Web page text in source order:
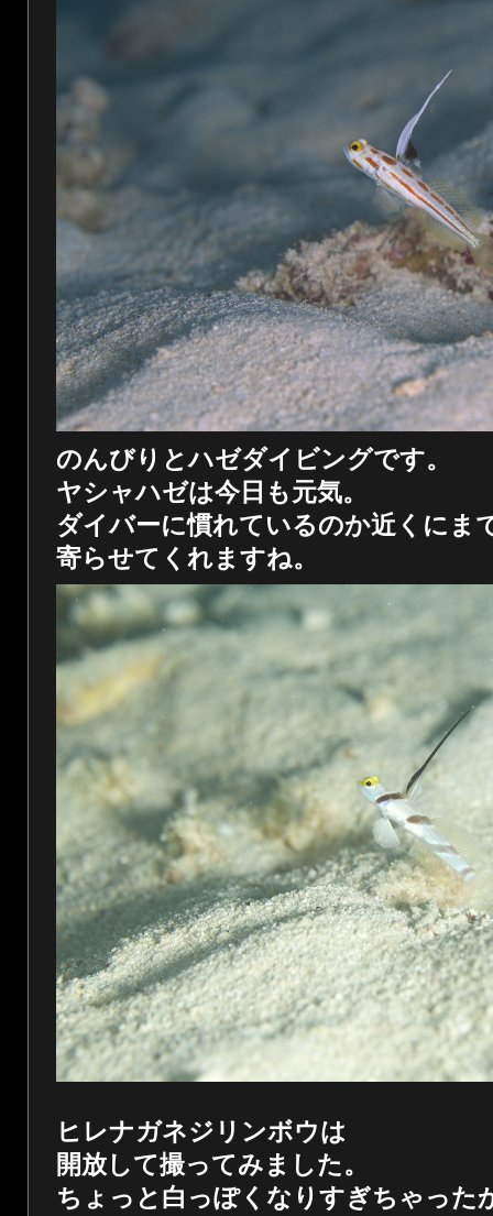
のんびりとハゼダイビングです。
ヤシャハゼは今日も元気。
ダイバーに慣れているのか近くにま
寄らせてくれますね。
ヒレナガネジリンボウは
開放して撮ってみました。
ちょっと白っぽくなりすぎちゃった